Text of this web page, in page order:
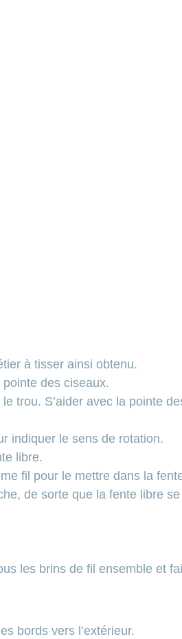
à tisser ainsi obtenu.
des ciseaux.
trou. S’aider avec la pointe
indiquer le sens de rotation.
libre.
fil pour le mettre dans la
de sorte que la fente libre
les brins de fil ensemble et
bords vers l’extérieur.